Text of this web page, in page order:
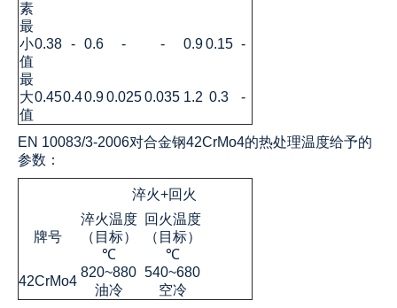
素
最
小
值
0.38 - 0.6 - - 0.9 0.15 -
最
大
值
0.450.40.90.025 0.035 1.2 0.3 -
EN 10083/3-2006对合金钢42CrMo4的热处理温度给予的
参数：
淬火+回火
牌号
淬火温度
（目标）
℃
回火温度
（目标）
℃
42CrMo4
820~880
油冷
540~680
空冷